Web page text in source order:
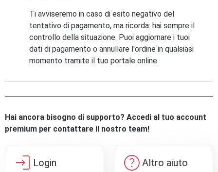
Ti avviseremo in caso di esito negativo del
tentativo di pagamento, ma ricorda: hai sempre il
controllo della situazione. Puoi aggiornare i tuoi
dati di pagamento o annullare l'ordine in qualsiasi
momento tramite il tuo portale online.
Hai ancora bisogno di supporto? Accedi al tuo account
premium per contattare il nostro team!
login Login help Altro aiuto